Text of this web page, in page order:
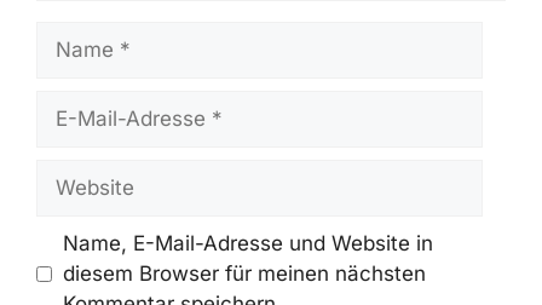
Mail-
Name, E-Mail-Adresse und Website in
diesem Browser für meinen nächsten